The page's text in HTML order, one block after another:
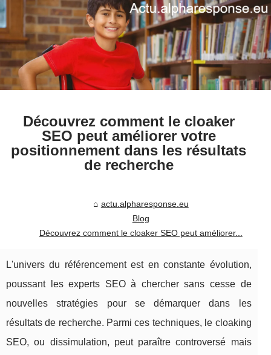
Découvrez comment le cloaker
SEO peut améliorer votre
positionnement dans les résultats
de recherche
actu.alpharesponse.eu
Blog
Découvrez comment le cloaker SEO peut améliorer...
L'univers du référencement est en constante évolution,
poussant les experts SEO à chercher sans cesse de
nouvelles stratégies pour se démarquer dans les
résultats de recherche. Parmi ces techniques, le cloaking
SEO, ou dissimulation, peut paraître controversé mais